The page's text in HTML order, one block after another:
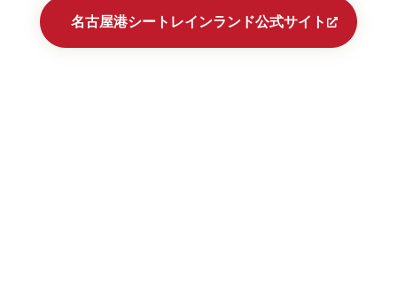
名古屋港シートレインランド公式サイト